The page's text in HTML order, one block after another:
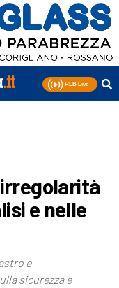
e nelle
e
sicurezza e